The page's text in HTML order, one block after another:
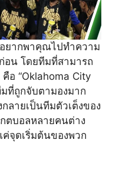
อยากพาคุณไปทำความ
อน โดยทีมที่สามารถ
อ “Oklahoma City
ที่ถูกจับตามองมาก
ลายเป็นทีมตัวเต็งของ
ตบอลหลายคนต่าง
ค่จุดเริ่มต้นของพวก